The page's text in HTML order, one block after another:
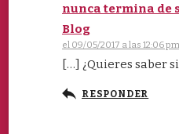
nunca termina de
Blog
el 09/05/2017 a las 12:06 pm
[…] ¿Quieres saber
RESPONDER